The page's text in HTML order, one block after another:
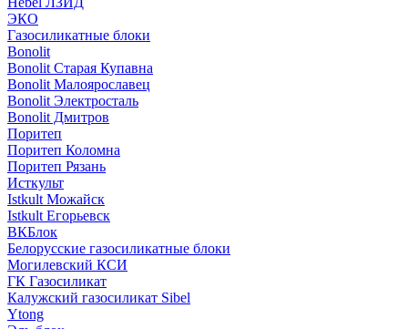
ЭКО
Газосиликатные блоки
Bonolit
Bonolit Старая Купавна
Bonolit Малоярославец
Bonolit Электросталь
Bonolit Дмитров
Поритеп
Поритеп Коломна
Поритеп Рязань
Исткульт
Istkult Можайск
Istkult Егорьевск
ВКБлок
Белорусские газосиликатные блоки
Могилевский КСИ
ГК Газосиликат
Калужский газосиликат Sibel
Ytong